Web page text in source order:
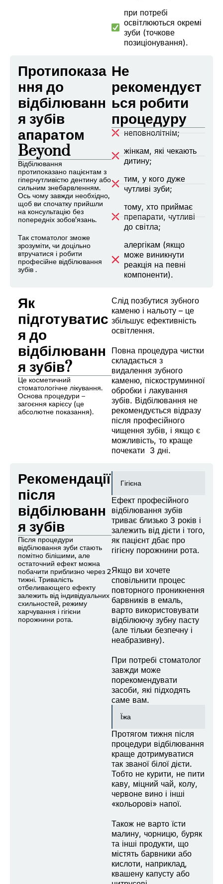
при потребі
освітлюються окремі
зуби (точкове
позиціонування).
Протипоказа
ння до
відбілюванн
я зубів
апаратом
Beyond
Відбілювання
протипоказано пацієнтам з
гіперчутливістю дентину або
сильним знебарвленням.
Ось чому завжди необхідно,
щоб ви спочатку прийшли
на консультацію без
попередніх зобов’язань.
Так стоматолог зможе
зрозуміти, чи доцільно
втручатися і робити
професійне відбілювання
зубів .
Не
рекомендуєт
ься робити
процедуру
неповнолітнім;
жінкам, які чекають
дитину;
тим, у кого дуже
чутливі зуби;
тому, хто приймає
препарати, чутливі
до світла;
алергікам (якщо
може виникнути
реакція на певні
компоненти).
Як
підготуватис
я до
відбілюванн
я зубів?
Це косметичний
стоматологічне лікування.
Основа процедури –
загоєння карієсу (це
абсолютне показання).
Слід позбутися зубного
каменю і нальоту – це
збільшує ефективність
освітлення.
Повна процедура чистки
складається з
видалення зубного
каменю, піскоструминної
обробки і лакування
зубів. Відбілювання не
рекомендується відразу
після професійного
чищення зубів, і якщо є
можливість, то краще
почекати 3 дні.
Рекомендації
після
відбілюванн
я зубів
Після процедури
відбілювання зуби стають
помітно білішими, але
остаточний ефект можна
побачити приблизно через 2
тижні. Тривалість
отбеливающего ефекту
залежить від індивідуальних
схильностей, режиму
харчування і гігієни
порожнини рота.
Гігієна
Ефект професійного
відбілювання зубів
триває близько 3 років і
залежить від дієти і того,
як пацієнт дбає про
гігієну порожнини рота.
Якщо ви хочете
сповільнити процес
повторного проникнення
барвників в емаль,
варто використовувати
відбілюючу зубну пасту
(але тільки безпечну і
неабразивну).
При потребі стоматолог
завжди може
порекомендувати
засоби, які підходять
саме вам.
Їжа
Протягом тижня після
процедури відбілювання
краще дотримуватися
так званої білої дієти.
Тобто не курити, не пити
каву, міцний чай, колу,
червоне вино і інші
«кольорові» напої.
Також не варто їсти
малину, чорницю, буряк
та інші продукти, що
містять барвники або
кислоти, наприклад,
квашену капусту або